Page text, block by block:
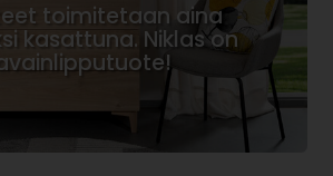
toimitetaan aina
kasattuna. Niklas on